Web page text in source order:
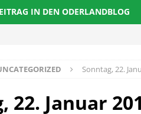
IN DEN ODERLANDBLOG
Sonntag, 22.
22. Januar